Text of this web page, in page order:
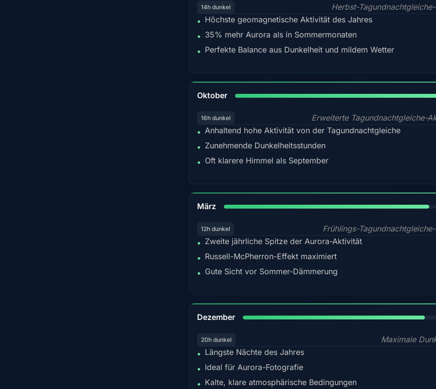
14h dunkel
Herbst-
• Höchste geomagnetische Aktivität des Jahres
• 35% mehr Aurora als in Sommermonaten
• Perfekte Balance aus Dunkelheit und mildem Wetter
Oktober
16h dunkel
Erweiterte Tagundnachtgleiche-
• Anhaltend hohe Aktivität von der Tagundnachtgleiche
• Zunehmende Dunkelheitsstunden
• Oft klarere Himmel als September
März
12h dunkel
Frühlings-
• Zweite jährliche Spitze der Aurora-Aktivität
• Russell-McPherron-Effekt maximiert
• Gute Sicht vor Sommer-Dämmerung
Dezember
20h dunkel
Maximale
• Längste Nächte des Jahres
• Ideal für Aurora-Fotografie
• Kalte, klare atmosphärische Bedingungen